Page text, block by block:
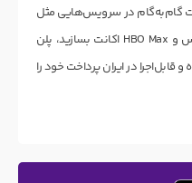
گام‌به‌گام در سرویس‌هایی مثل
نتفلیکس، دیزنی پلاس، اپل تی‌وی پلاس و HBO Max اکانت بسازید، پلن
در ایران پرداخت خود را